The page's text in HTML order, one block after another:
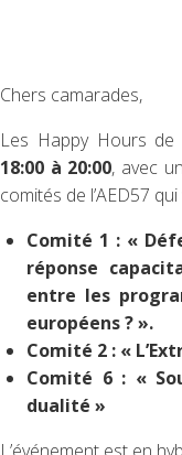
Chers camarades,
Les Happy Hours de
18:00 à 20:00, avec
comités de l’AED57
Comité 1 : «
réponse
entre les
européens ? ».
Comité 2 : «
Comité 6 : «
dualité »